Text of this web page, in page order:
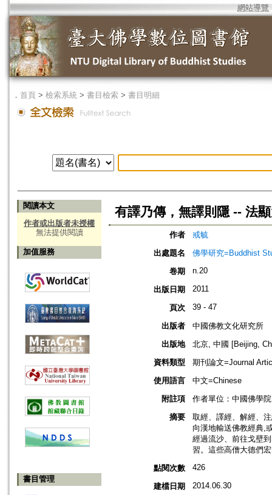
網站導覽
． 首頁 > 檢索系統 > 書目檢索 > 書目明細
閱讀本文
作者或出版者未授權
無法提供閱讀
加值服務
書目管理
有譯乃傳，無譯則隱 -- 法
作者
戒毓
出處題名
佛學研究=Buddhist
卷期
n.20
出版日期 2011
頁次 39 - 47
出版者
中國佛教文化研究所
出版地
北京, 中國 [Beijing,
資料類型
期刊論文=Journal
使用語言
中文=Chinese
附註項
作者單位：中國佛學
摘要
取經、譯經、解經、
向漢地輸送佛教經典,
經過流沙、前往戈壁
習。這些高僧大德們
點閱次數
426
建檔日期 2014.06.30